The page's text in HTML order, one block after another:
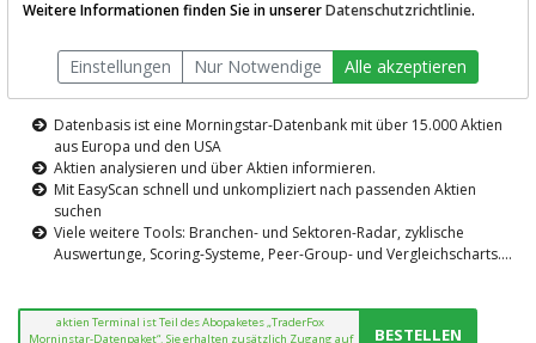
Die Aktienanalyse-Plattform von
TraderFox
Datenbasis ist eine Morningstar-Datenbank mit über 15.000 Aktien
aus Europa und den USA
Aktien analysieren und über Aktien informieren.
Mit EasyScan schnell und unkompliziert nach passenden Aktien
suchen
Viele weitere Tools: Branchen- und Sektoren-Radar, zyklische
Auswertunge, Scoring-Systeme, Peer-Group- und Vergleichscharts....
aktien Terminal ist Teil des Abopaketes „TraderFox
Morninstar-Datenpaket“. Sie erhalten zusätzlich Zugang auf
BESTELLEN
Weitere Informationen finden Sie in unsererDatenschutzrichtlinie.
Einstellungen Nur Notwendige Alle akzeptieren